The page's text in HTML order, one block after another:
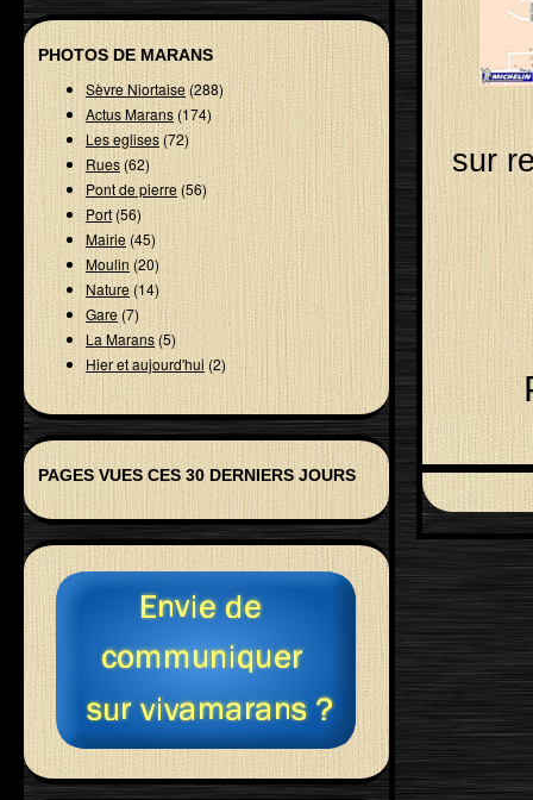
PHOTOS DE MARANS
Sèvre Niortaise(288)
Actus Marans (174)
Les eglises(72)
Rues(62)
Pont de pierre(56)
Port(56)
Mairie(45)
Moulin(20)
Nature(14)
Gare (7)
La Marans(5)
Hier et aujourd'hui (2)
PAGES VUES CES 30 DERNIERS JOURS
sur